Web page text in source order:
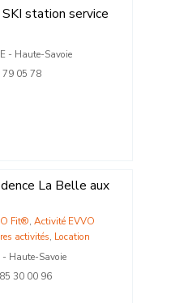
SKI station service
- Haute-Savoie
05 78
La Belle aux
Fit®, Activité EVVO
activités, Location
- Haute-Savoie
30 00 96